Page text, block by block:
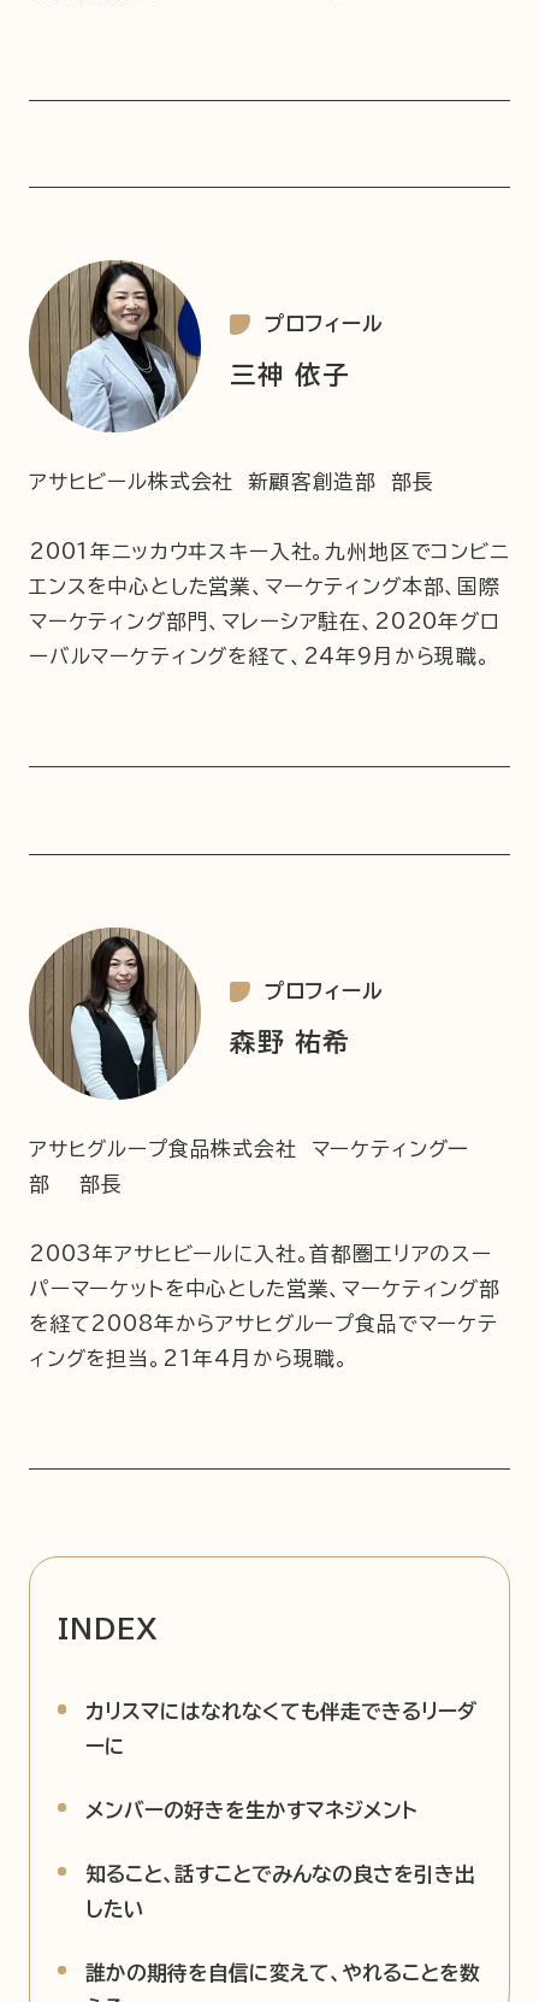
プロフィール
三神 依子
アサヒビール株式会社 新顧客創造部 部長
2001年ニッカウヰスキー入社。九州地区でコンビニ
エンスを中心とした営業、マーケティング本部、国際
マーケティング部門、マレーシア駐在、2020年グロ
ーバルマーケティングを経て、24年9月から現職。
プロフィール
森野 祐希
アサヒグループ食品株式会社 マーケティング一
部 部長
2003年アサヒビールに入社。首都圏エリアのスー
パーマーケットを中心とした営業、マーケティング部
を経て2008年からアサヒグループ食品でマーケテ
ィングを担当。21年4月から現職。
INDEX
カリスマにはなれなくても伴走できるリーダ
ーに
メンバーの好きを生かすマネジメント
知ること、話すことでみんなの良さを引き出
したい
誰かの期待を自信に変えて、やれることを数